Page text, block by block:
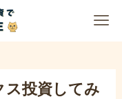
ス投資してみ